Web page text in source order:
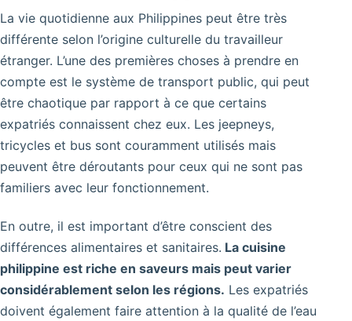
La vie quotidienne aux Philippines peut être très
différente selon l’origine culturelle du travailleur
étranger. L’une des premières choses à prendre en
compte est le système de transport public, qui peut
être chaotique par rapport à ce que certains
expatriés connaissent chez eux. Les jeepneys,
tricycles et bus sont couramment utilisés mais
peuvent être déroutants pour ceux qui ne sont pas
familiers avec leur fonctionnement.
En outre, il est important d’être conscient des
différences alimentaires et sanitaires. La cuisine
philippine est riche en saveurs mais peut varier
considérablement selon les régions. Les expatriés
doivent également faire attention à la qualité de l’eau